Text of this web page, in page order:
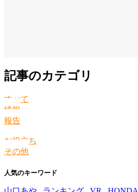
記事のカテゴリ
すべて
情報
報告
お役立ち
その他
人気のキーワード